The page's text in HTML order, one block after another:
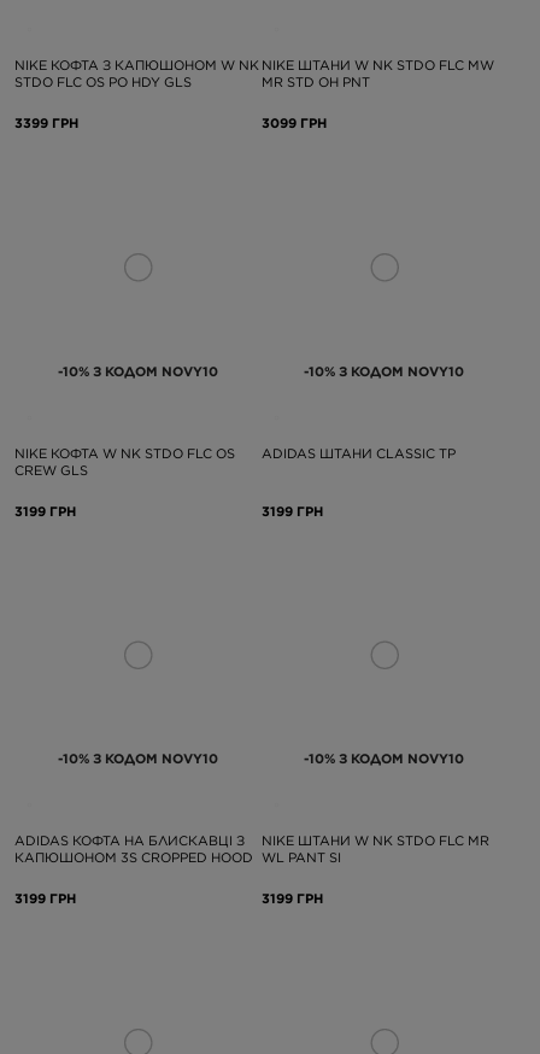
NIKE КОФТА З КАПЮШОНОМ W NK
STDO FLC OS PO HDY GLS
3399 ГРН
NIKE ШТАНИ W NK STDO FLC MW
MR STD OH PNT
3099 ГРН
-10% З КОДОМ NOVY10
NIKE КОФТА W NK STDO FLC OS
CREW GLS
3199 ГРН
-10% З КОДОМ NOVY10
ADIDAS ШТАНИ CLASSIC TP
3199 ГРН
-10% З КОДОМ NOVY10
ADIDAS КОФТА НА БЛИСКАВЦІ З
КАПЮШОНОМ 3S CROPPED HOOD
3199 ГРН
-10% З КОДОМ NOVY10
NIKE ШТАНИ W NK STDO FLC MR
WL PANT SI
3199 ГРН